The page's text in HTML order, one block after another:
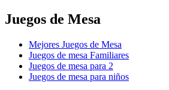
Juegos de Mesa
Mejores Juegos de Mesa
Juegos de mesa Familiares
Juegos de mesa para 2
Juegos de mesa para niños